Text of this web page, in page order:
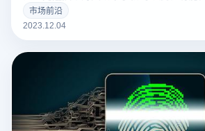
览器中窗口克隆的能力及其应用。
市场前沿
2023.12.04